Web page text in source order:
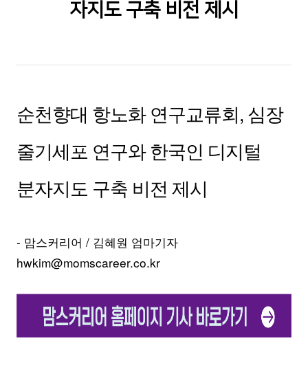
자지도 구축 비전 제시
순천향대 항노화 연구교류회, 심장
줄기세포 연구와 한국인 디지털
분자지도 구축 비전 제시
- 맘스커리어 / 김혜원 엄마기자
hwkim@momscareer.co.kr